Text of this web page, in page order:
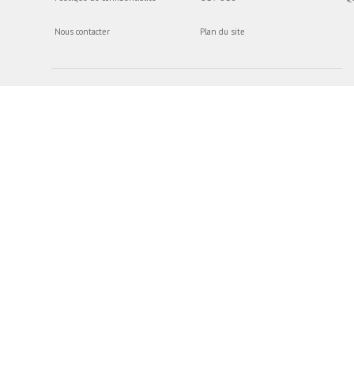
Nous contacter Plan du site